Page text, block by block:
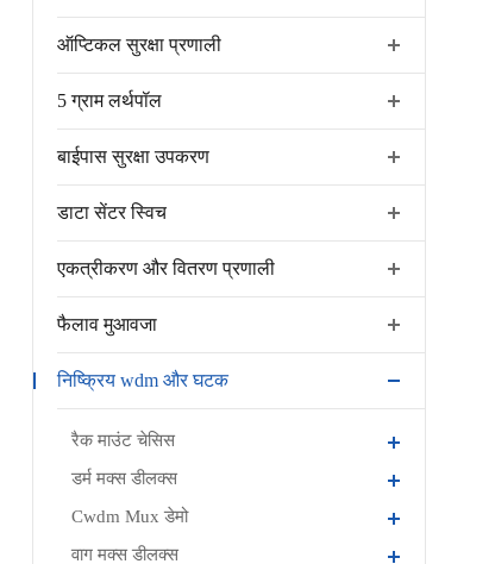
ऑप्टिकल सुरक्षा प्रणाली
5 ग्राम लर्थपॉल
बाईपास सुरक्षा उपकरण
डाटा सेंटर स्विच
एकत्रीकरण और वितरण प्रणाली
फैलाव मुआवजा
निष्क्रिय wdm और घटक
रैक माउंट चेसिस
डर्म मक्स डीलक्स
Cwdm Mux डेमो
वाग मक्स डीलक्स